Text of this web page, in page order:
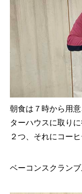
朝食は７時から用
ターハウスに取り
２つ、それにコー
ベーコンスクランブ